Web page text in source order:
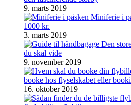
9. marts 2019
Miniferie i
1000 kr.
3. marts 2019
Den
du skal vide
9. november 2019
booke hos flyselskabet eller
16. oktober 2019